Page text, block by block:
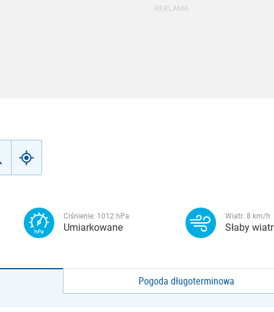
Ciśnienie: 1012 hPa
Umiarkowane
Wiatr: 8 km/h
Słaby wiatr
Pogoda długoterminowa